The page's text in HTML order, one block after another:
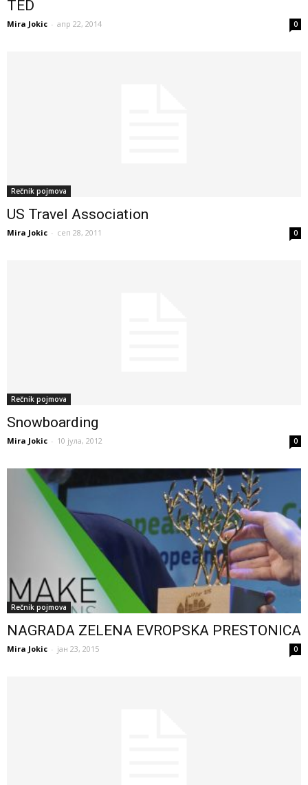
TED
Mira Jokic - апр 22, 2014 0
Rečnik pojmova
US Travel Association
Mira Jokic - сеп 28, 2011 0
Rečnik pojmova
Snowboarding
Mira Jokic - 10 јула, 2012 0
Rečnik pojmova
NAGRADA ZELENA EVROPSKA PRESTONICA
Mira Jokic - јан 23, 2015 0